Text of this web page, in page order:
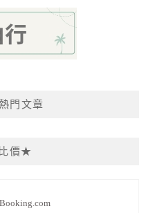
門文章
價★